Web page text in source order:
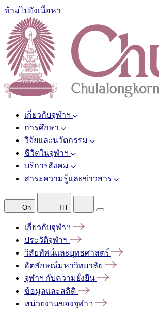
ข้ามไปยังเนื้อหา
เกี่ยวกับจุฬาฯ
การศึกษา
วิจัยและนวัตกรรม
ชีวิตในจุฬาฯ
บริการสังคม
สาระความรู้และข่าวสาร
On TH
เกี่ยวกับจุฬาฯ
ประวัติจุฬาฯ
วิสัยทัศน์และยุทธศาสตร์
อัตลักษณ์มหาวิทยาลัย
จุฬาฯ กับความยั่งยืน
ข้อมูลและสถิติ
หน่วยงานของจุฬาฯ